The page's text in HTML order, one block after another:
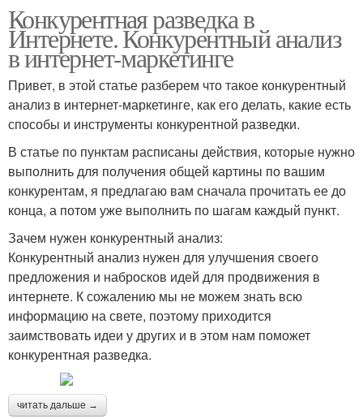
Конкурентная разведка в
Интернете. Конкурентный анализ
в интернет-маркетинге
Привет, в этой статье разберем что такое конкурентный
анализ в интернет-маркетинге, как его делать, какие есть
способы и инструменты конкурентной разведки.
В статье по пунктам расписаны действия, которые нужно
выполнить для получения общей картины по вашим
конкурентам, я предлагаю вам сначала прочитать ее до
конца, а потом уже выполнить по шагам каждый пункт.
Зачем нужен конкурентный анализ:
Конкурентный анализ нужен для улучшения своего
предложения и набросков идей для продвижения в
интернете. К сожалению мы не можем знать всю
информацию на свете, поэтому приходится
заимствовать идеи у других и в этом нам поможет
конкурентная разведка.
читать дальше →